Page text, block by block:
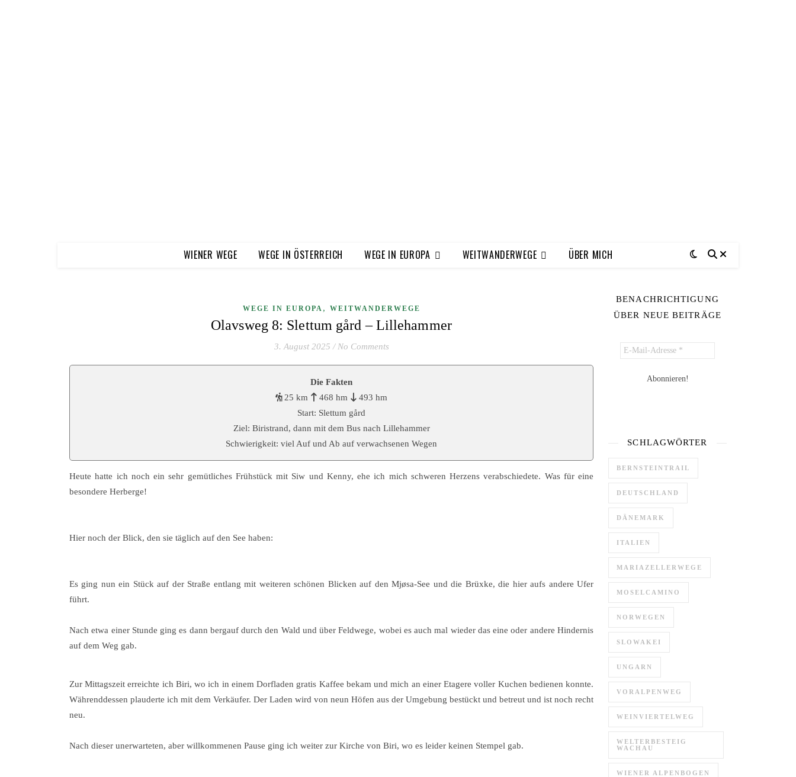
WIENER WEGE WEGE IN ÖSTERREICH WEGE IN EUROPA WEITWANDERWEGE ÜBER MICH
WEGE IN EUROPA , WEITWANDERWEGE
Olavsweg 8: Slettum gård – Lillehammer
3. August 2025 / No Comments
Die Fakten
25 km
468 hm
493 hm
Start: Slettum gård
Ziel: Biristrand, dann mit dem Bus nach Lillehammer
Schwierigkeit: viel Auf und Ab auf verwachsenen Wegen
Heute hatte ich noch ein sehr gemütliches Frühstück mit Siw und Kenny, ehe ich mich schweren Herzens verabschiedete. Was für eine
besondere Herberge!
Hier noch der Blick, den sie täglich auf den See haben:
Es ging nun ein Stück auf der Straße entlang mit weiteren schönen Blicken auf den Mjøsa-See und die Brüxke, die hier aufs andere Ufer
führt.
Nach etwa einer Stunde ging es dann bergauf durch den Wald und über Feldwege, wobei es auch mal wieder das eine oder andere Hindernis
auf dem Weg gab.
Zur Mittagszeit erreichte ich Biri, wo ich in einem Dorfladen gratis Kaffee bekam und mich an einer Etagere voller Kuchen bedienen konnte.
Währenddessen plauderte ich mit dem Verkäufer. Der Laden wird von neun Höfen aus der Umgebung bestückt und betreut und ist noch recht
neu.
Nach dieser unerwarteten, aber willkommenen Pause ging ich weiter zur Kirche von Biri, wo es leider keinen Stempel gab.
BENACHRICHTIGUNG
ÜBER NEUE BEITRÄGE
SCHLAGWÖRTER
BERNSTEINTRAIL
DEUTSCHLAND
DÄNEMARK
ITALIEN
MARIAZELLERWEGE
MOSELCAMINO
NORWEGEN
SLOWAKEI
UNGARN
VORALPENWEG
WEINVIERTELWEG
WELTERBESTEIG
WACHAU
WIENER ALPENBOGEN